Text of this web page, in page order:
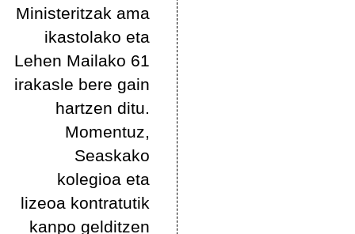
Ministeritzak ama
ikastolako eta
Lehen Mailako 61
irakasle bere gain
hartzen ditu.
Momentuz,
Seaskako
kolegioa eta
lizeoa kontratutik
kanpo gelditzen